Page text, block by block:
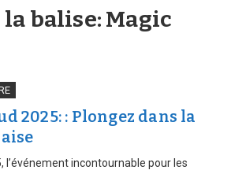
balise: Magic
2025: : Plongez dans la
l’événement incontournable pour les